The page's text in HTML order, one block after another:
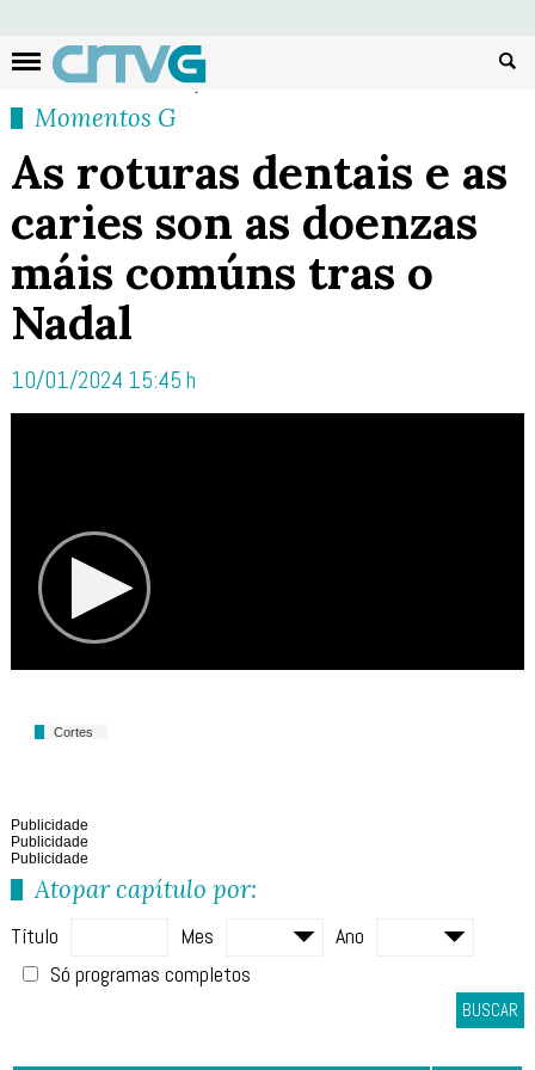
Momentos G
As roturas dentais e as
caries son as doenzas
máis comúns tras o
Nadal
10/01/2024 15:45 h
Cortes
Publicidade
Publicidade
Publicidade
Atopar capítulo por:
Título Mes
Ano
Só programas completos
BUSCAR